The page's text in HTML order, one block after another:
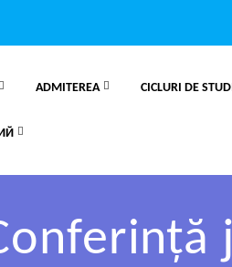
ADMITEREA CICLURI DE